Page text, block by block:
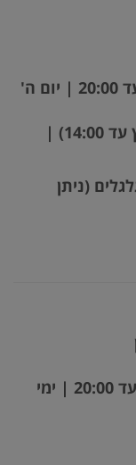
פתוח בימים א' – ד' מהשעה 09:00 ועד 20:00 | יום ה'
שישי וערבי חג: 8:00-13:30 (שעון קיץ עד 14:00) |
(ניתן
פתוח בימים א’ – ה’ מהשעה 09:00 ועד 20:00 | ימי